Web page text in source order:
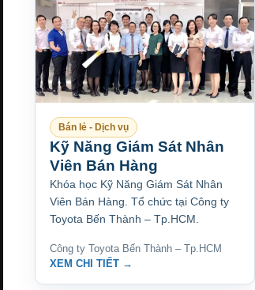
Bán lẻ - Dịch vụ
Kỹ Năng Giám Sát Nhân
Viên Bán Hàng
Khóa học Kỹ Năng Giám Sát Nhân
Viên Bán Hàng. Tổ chức tại Công ty
Toyota Bến Thành – Tp.HCM.
Công ty Toyota Bến Thành – Tp.HCM
XEM CHI TIẾT →